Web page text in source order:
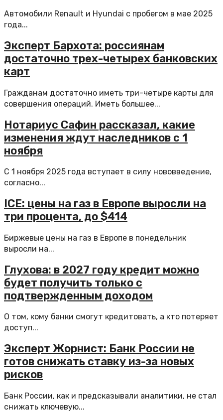
Автомобили Renault и Hyundai с пробегом в мае 2025
года...
Эксперт Бархота: россиянам
достаточно трех-четырех банковских
карт
Гражданам достаточно иметь три-четыре карты для
совершения операций. Иметь большее...
Нотариус Сафин рассказал, какие
изменения ждут наследников с 1
ноября
С 1 ноября 2025 года вступает в силу нововведение,
согласно...
ICE: цены на газ в Европе выросли на
три процента, до $414
Биржевые цены на газ в Европе в понедельник
выросли на...
Глухова: в 2027 году кредит можно
будет получить только с
подтвержденным доходом
О том, кому банки смогут кредитовать, а кто потеряет
доступ...
Эксперт Жорнист: Банк России не
готов снижать ставку из-за новых
рисков
Банк России, как и предсказывали аналитики, не стал
снижать ключевую...